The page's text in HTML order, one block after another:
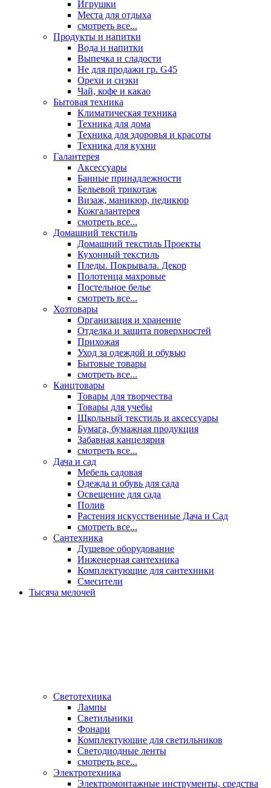
Игрушки
Места для отдыха
смотреть все...
Продукты и напитки
Вода и напитки
Выпечка и сладости
Не для продажи гр. G45
Орехи и снэки
Чай, кофе и какао
Бытовая техника
Климатическая техника
Техника для дома
Техника для здоровья и красоты
Техника для кухни
Галантерея
Аксессуары
Банные принадлежности
Бельевой трикотаж
Визаж, маникюр, педикюр
Кожгалантерея
смотреть все...
Домашний текстиль
Домашний текстиль Проекты
Кухонный текстиль
Пледы. Покрывала. Декор
Полотенца махровые
Постельное белье
смотреть все...
Хозтовары
Организация и хранение
Отделка и защита поверхностей
Прихожая
Уход за одеждой и обувью
Бытовые товары
смотреть все...
Канцтовары
Товары для творчества
Товары для учебы
Школьный текстиль и аксессуары
Бумага, бумажная продукция
Забавная канцелярия
смотреть все...
Дача и сад
Мебель садовая
Одежда и обувь для сада
Освещение для сада
Полив
Растения искусственные Дача и Сад
смотреть все...
Сантехника
Душевое оборудование
Инженерная сантехника
Комплектующие для сантехники
Смесители
Тысяча мелочей
Светотехника
Лампы
Светильники
Фонари
Комплектующие для светильников
Светодиодные ленты
смотреть все...
Электротехника
Электромонтажные инструменты, средства